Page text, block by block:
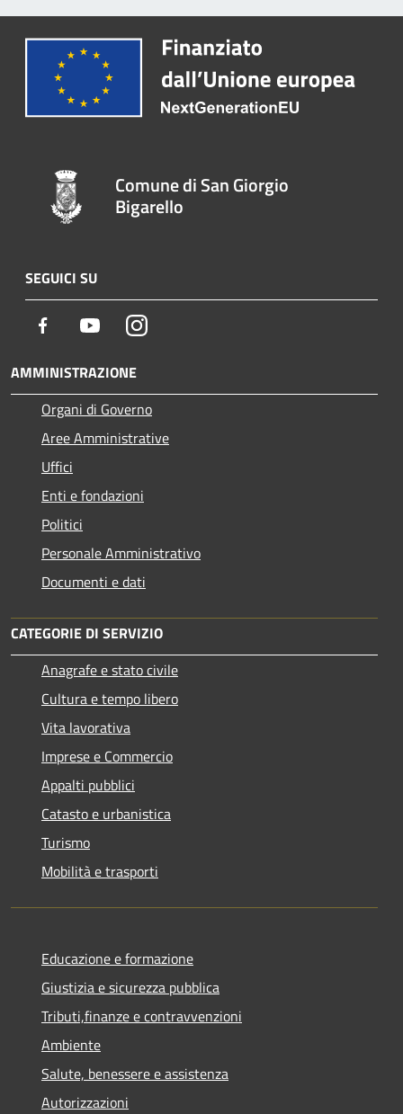
Comune di San Giorgio
Bigarello
SEGUICI SU
Facebook YoutubeInstagram
AMMINISTRAZIONE
Organi di Governo
Aree Amministrative
Uffici
Enti e fondazioni
Politici
Personale Amministrativo
Documenti e dati
CATEGORIE DI SERVIZIO
Anagrafe e stato civile
Cultura e tempo libero
Vita lavorativa
Imprese e Commercio
Appalti pubblici
Catasto e urbanistica
Turismo
Mobilità e trasporti
Educazione e formazione
Giustizia e sicurezza pubblica
Tributi,finanze e contravvenzioni
Ambiente
Salute, benessere e assistenza
Autorizzazioni